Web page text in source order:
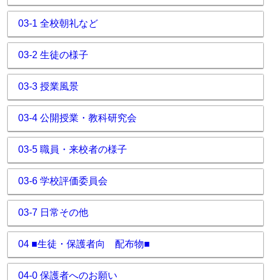
03-1 全校朝礼など
03-2 生徒の様子
03-3 授業風景
03-4 公開授業・教科研究会
03-5 職員・来校者の様子
03-6 学校評価委員会
03-7 日常その他
04 ■生徒・保護者向 配布物■
04-0 保護者へのお願い